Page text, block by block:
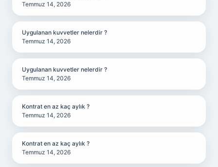
Temmuz 14, 2026
Uygulanan kuvvetler nelerdir ?
Temmuz 14, 2026
Uygulanan kuvvetler nelerdir ?
Temmuz 14, 2026
Kontrat en az kaç aylık ?
Temmuz 14, 2026
Kontrat en az kaç aylık ?
Temmuz 14, 2026